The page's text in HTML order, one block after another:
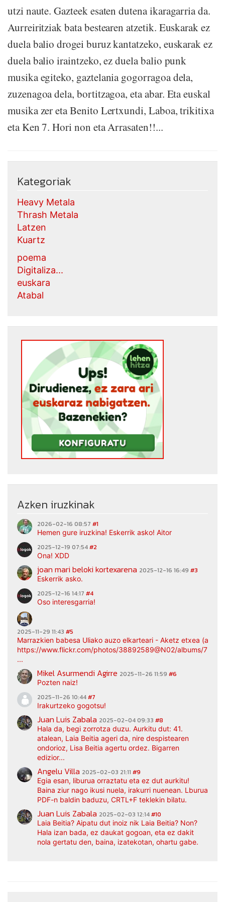
utzi naute. Gazteek esaten dutena ikaragarria da.
Aurreiritziak bata bestearen atzetik. Euskarak ez
duela balio drogei buruz kantatzeko, euskarak ez
duela balio iraintzeko, ez duela balio punk
musika egiteko, gaztelania gogorragoa dela,
zuzenagoa dela, bortitzagoa, eta abar. Eta euskal
musika zer eta Benito Lertxundi, Laboa, trikitixa
eta Ken 7. Hori non eta Arrasaten!!...
Kategoriak
Heavy Metala
Thrash Metala
Latzen
Kuartz
poema
Digitaliza...
euskara
Atabal
Azken iruzkinak
2026-02-16 08:57 #1
Hemen gure iruzkina! Eskerrik asko! Aitor
2025-12-19 07:54#2
Ona! XDD
joan mari beloki kortexarena 2025-12-16 16:49 #3
Eskerrik asko.
2025-12-16 14:17 #4
Oso interesgarria!
2025-11-29 11:43 #5
Marrazkien babesa Uliako auzo elkarteari - Aketz etxea
https://www.flickr.com/photos/38892589@N02/albums/
...
Mikel Asurmendi Agirre 2025-11-26 11:59 #6
Pozten naiz!
2025-11-26 10:44#7
Irakurtzeko gogotsu!
Juan Luis Zabala 2025-02-04 09:33 #8
Hala da, begi zorrotza duzu. Aurkitu dut: 41.
atalean, Laia Beitia ageri da, nire despistearen
ondorioz, Lisa Beitia agertu ordez. Bigarren
edizior...
Angelu Villa 2025-02-03 21:11 #9
Egia esan, liburua orraztatu eta ez dut aurkitu!
Baina ziur nago ikusi nuela, irakurri nuenean. Lburua
PDF-n baldin baduzu, CRTL+F teklekin bilatu.
Juan Luis Zabala 2025-02-03 12:14#10
Laia Beitia? Aipatu dut inoiz nik Laia Beitia? Non?
Hala izan bada, ez daukat gogoan, eta ez dakit
nola gertatu den, baina, izatekotan, ohartu gabe.